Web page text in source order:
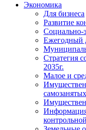
Экономика
Для бизнеса
Развитие
Социально-
Ежегодный
Стратегия
2035г.
Малое и